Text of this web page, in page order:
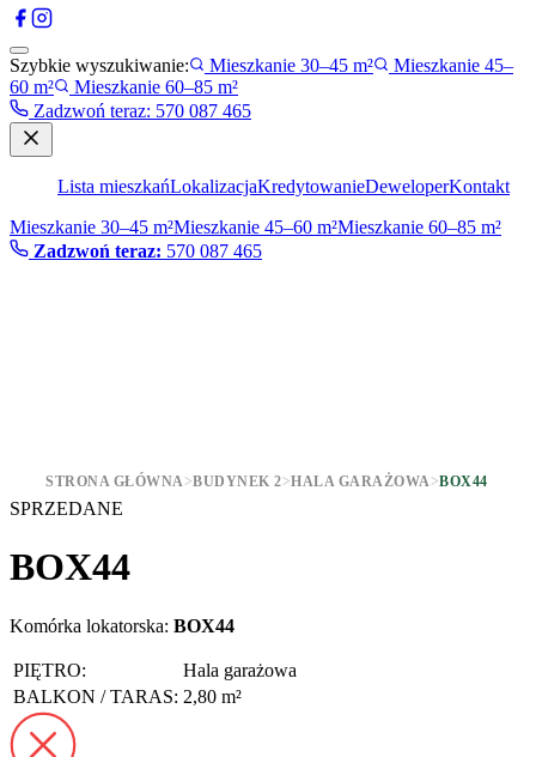
Szybkie wyszukiwanie: Mieszkanie 30–45 m²
Mieszkanie 45–
60 m²
Mieszkanie 60–85 m²
Zadzwoń teraz: 570 087 465
Lista mieszkańLokalizacjaKredytowanieDeweloperKontakt
Mieszkanie 30–45 m²Mieszkanie 45–60 m²Mieszkanie 60–85 m²
Zadzwoń teraz: 570 087 465
STRONA GŁÓWNA>BUDYNEK 2>HALA GARAŻOWA>BOX44
SPRZEDANE
BOX44
Komórka lokatorska: BOX44
PIĘTRO:
Hala garażowa
BALKON / TARAS: 2,80 m²